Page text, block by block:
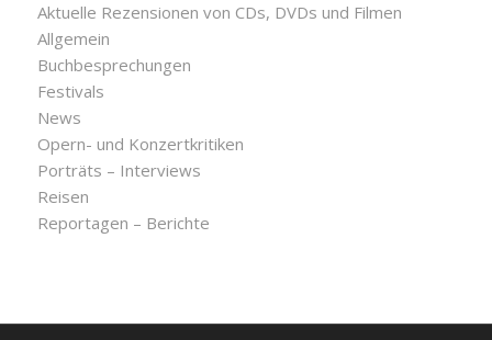
Aktuelle Rezensionen von CDs, DVDs und Filmen
Allgemein
Buchbesprechungen
Festivals
News
Opern- und Konzertkritiken
Porträts – Interviews
Reisen
Reportagen – Berichte